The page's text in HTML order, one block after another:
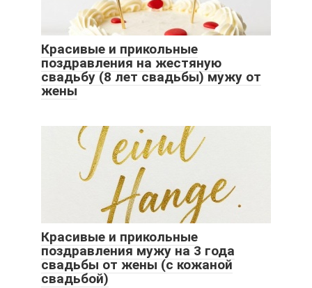
Красивые и прикольные
поздравления на жестяную
свадьбу (8 лет свадьбы) мужу от
жены
Красивые и прикольные
поздравления мужу на 3 года
свадьбы от жены (с кожаной
свадьбой)